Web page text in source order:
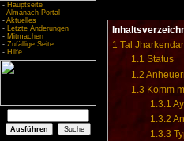
- Hauptseite
- Almanach-Portal
- Aktuelles
- Letzte Änderungen
- Mitmachen
- Zufällige Seite
- Hilfe
1 Tal
1.1 Status
1.2
1.3 Komm
1.3.1
1.3.2
1.3.3